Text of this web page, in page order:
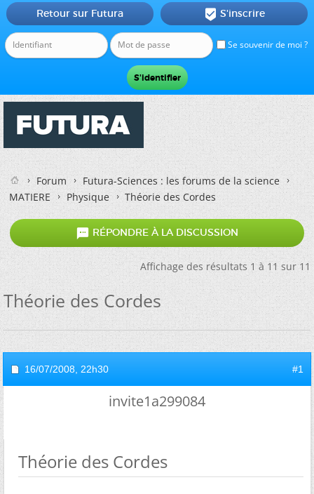
Se souvenir de moi ?
Retour sur Futura  S'inscrire
Forum
Futura-Sciences : les forums de la science
MATIERE
Physique Théorie des Cordes
 RÉPONDRE À LA DISCUSSION
Affichage des résultats 1 à 11 sur 11
Théorie des Cordes
16/07/2008, 22h30 #1
invite1a299084
Théorie des Cordes